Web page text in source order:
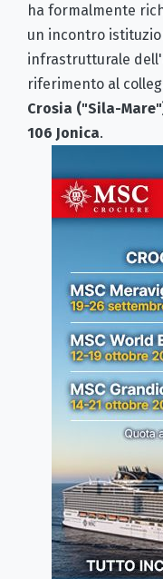
ha formalmente
un incontro
infrastrutturale
riferimento al
Crosia ("Sila-
106 Jonica.